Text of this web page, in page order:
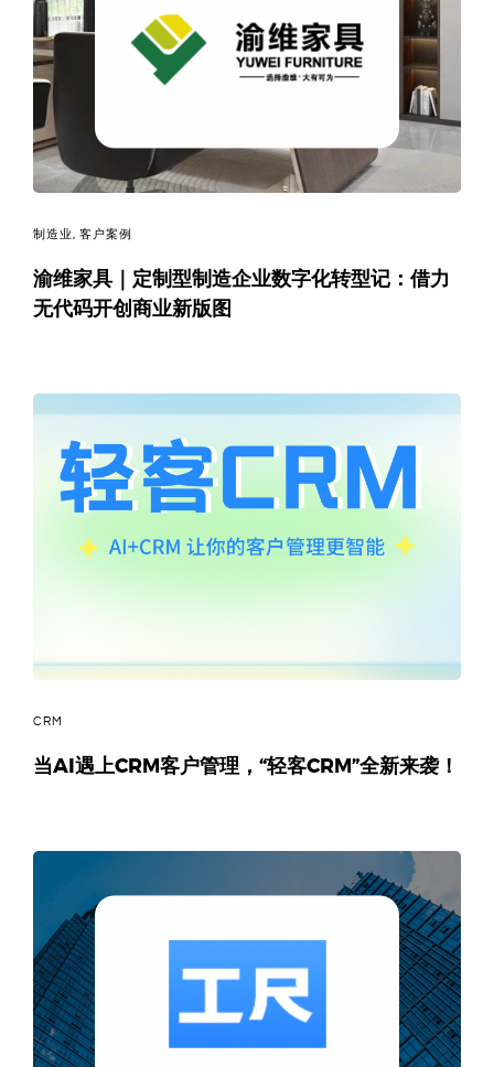
制造业, 客户案例
渝维家具｜定制型制造企业数字化转型记：借力
无代码开创商业新版图
CRM
当AI遇上CRM客户管理，“轻客CRM”全新来袭！